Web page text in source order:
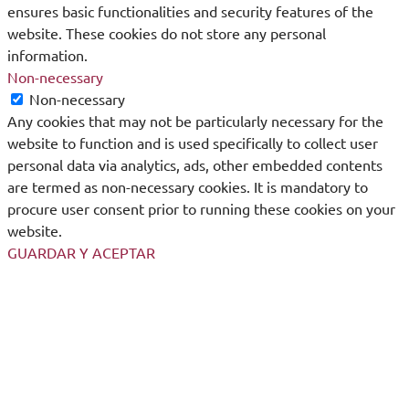
ensures basic functionalities and security features of the
website. These cookies do not store any personal
information.
Non-necessary
Non-necessary
Any cookies that may not be particularly necessary for the
website to function and is used specifically to collect user
personal data via analytics, ads, other embedded contents
are termed as non-necessary cookies. It is mandatory to
procure user consent prior to running these cookies on your
website.
GUARDAR Y ACEPTAR